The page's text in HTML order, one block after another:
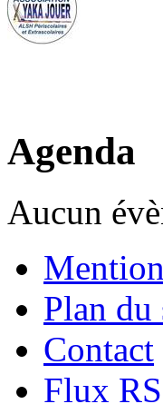
Agenda
Aucun
Plan du
Contact
Flux